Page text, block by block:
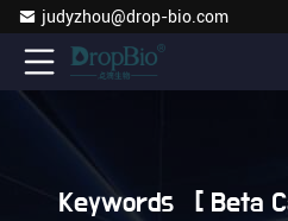
judyzhou@drop-bio.com
Keywords [ Beta